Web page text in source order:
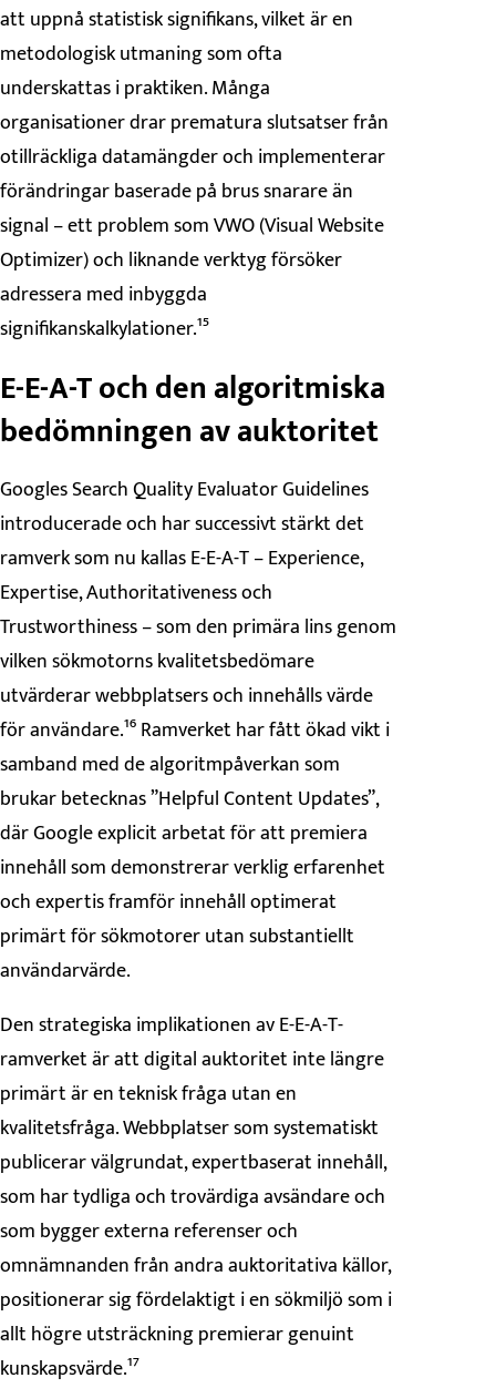
att uppnå statistisk signifikans, vilket är en
metodologisk utmaning som ofta
underskattas i praktiken. Många
organisationer drar prematura slutsatser från
otillräckliga datamängder och implementerar
förändringar baserade på brus snarare än
signal – ett problem som VWO (Visual Website
Optimizer) och liknande verktyg försöker
adressera med inbyggda
signifikanskalkylationer.¹⁵
E-E-A-T och den algoritmiska
bedömningen av auktoritet
Googles Search Quality Evaluator Guidelines
introducerade och har successivt stärkt det
ramverk som nu kallas E-E-A-T – Experience,
Expertise, Authoritativeness och
Trustworthiness – som den primära lins genom
vilken sökmotorns kvalitetsbedömare
utvärderar webbplatsers och innehålls värde
för användare.¹⁶ Ramverket har fått ökad vikt i
samband med de algoritmpåverkan som
brukar betecknas ”Helpful Content Updates”,
där Google explicit arbetat för att premiera
innehåll som demonstrerar verklig erfarenhet
och expertis framför innehåll optimerat
primärt för sökmotorer utan substantiellt
användarvärde.
Den strategiska implikationen av E-E-A-T-
ramverket är att digital auktoritet inte längre
primärt är en teknisk fråga utan en
kvalitetsfråga. Webbplatser som systematiskt
publicerar välgrundat, expertbaserat innehåll,
som har tydliga och trovärdiga avsändare och
som bygger externa referenser och
omnämnanden från andra auktoritativa källor,
positionerar sig fördelaktigt i en sökmiljö som i
allt högre utsträckning premierar genuint
kunskapsvärde.¹⁷